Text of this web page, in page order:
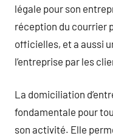
légale pour son
réception du courrier
officielles, et a aussi
l’entreprise par les
La domiciliation
fondamentale pour
son activité. Elle